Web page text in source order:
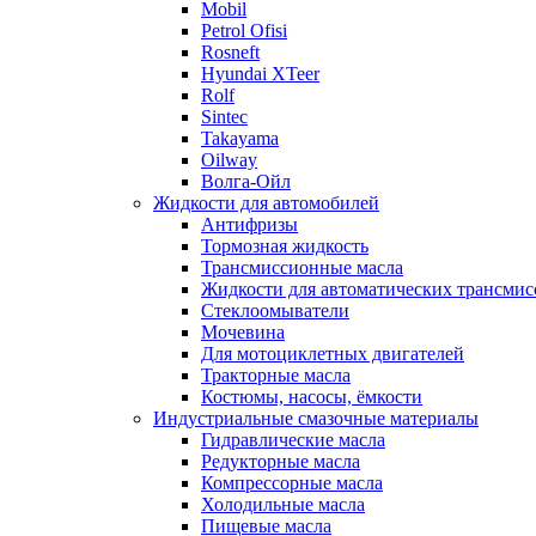
Mobil
Petrol Ofisi
Rosneft
Hyundai XTeer
Rolf
Sintec
Takayama
Oilway
Волга-Ойл
Жидкости для автомобилей
Антифризы
Тормозная жидкость
Трансмиссионные масла
Жидкости для автоматических
Стеклоомыватели
Мочевина
Для мотоциклетных двигателей
Тракторные масла
Костюмы, насосы, ёмкости
Индустриальные смазочные материалы
Гидравлические масла
Редукторные масла
Компрессорные масла
Холодильные масла
Пищевые масла